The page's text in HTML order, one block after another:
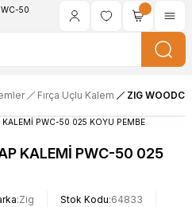
Fırça Uçlu Kalem ZIG
KALEMİ PWC-50 025
Zig Stok Kodu 64833